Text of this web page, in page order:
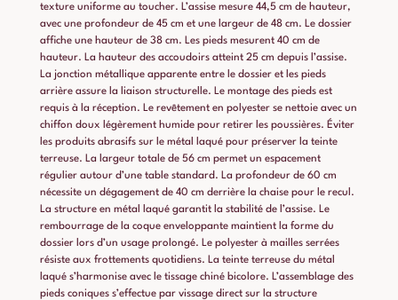
texture uniforme au toucher. L’assise mesure 44,5 cm de hauteur,
avec une profondeur de 45 cm et une largeur de 48 cm. Le dossier
affiche une hauteur de 38 cm. Les pieds mesurent 40 cm de
hauteur. La hauteur des accoudoirs atteint 25 cm depuis l’assise.
La jonction métallique apparente entre le dossier et les pieds
arrière assure la liaison structurelle. Le montage des pieds est
requis à la réception. Le revêtement en polyester se nettoie avec un
chiffon doux légèrement humide pour retirer les poussières. Éviter
les produits abrasifs sur le métal laqué pour préserver la teinte
terreuse. La largeur totale de 56 cm permet un espacement
régulier autour d’une table standard. La profondeur de 60 cm
nécessite un dégagement de 40 cm derrière la chaise pour le recul.
La structure en métal laqué garantit la stabilité de l’assise. Le
rembourrage de la coque enveloppante maintient la forme du
dossier lors d’un usage prolongé. Le polyester à mailles serrées
résiste aux frottements quotidiens. La teinte terreuse du métal
laqué s’harmonise avec le tissage chiné bicolore. L’assemblage des
pieds coniques s’effectue par vissage direct sur la structure